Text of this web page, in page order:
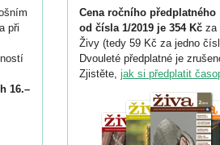
při
16.–
Cena ročního předplatného
od čísla 1/2019 je 354 Kč za
Živy (tedy 59 Kč za jedno
Dvouleté předplatné je
Zjistěte, jak si předplatit